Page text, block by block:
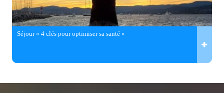
Séjour « 4 clés pour optimiser sa santé »